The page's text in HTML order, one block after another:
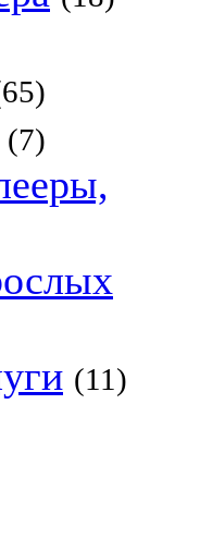
(7)
(11)